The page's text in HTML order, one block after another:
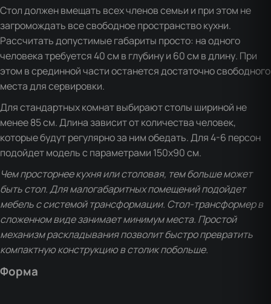
Стол должен вмещать всех членов семьи и при этом не
загромождать все свободное пространство кухни.
Рассчитать допустимые габариты просто: на одного
человека требуется 40 см в глубину и 60 см в длину. При
этом в срединной части останется достаточно свободного
места для сервировки.
Для стандартных комнат выбирают столы шириной не
менее 85 см. Длина зависит от количества человек,
которые будут регулярно за ним обедать. Для 4-6 персон
подойдет модель с параметрами 150х90 см.
Чем просторнее кухня или столовая, тем больше может
быть стол. Для малогабаритных помещений подойдет
мебель с системой трансформации. Стол-трансформер в
сложенном виде занимает минимум места. Простой
механизм раскладывания позволит быстро превратить
компактную конструкцию в столик побольше.
Форма